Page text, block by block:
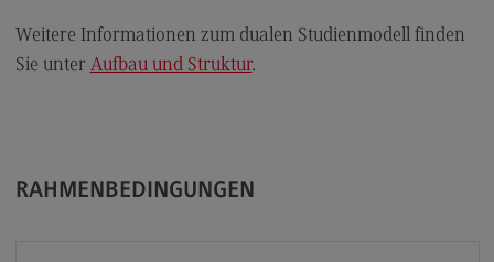
Modulangebot
Berufsperspektiven
Digital Business Management
Weitere Informationen zum dualen Studienmodell finden
Sie unter Aufbau und Struktur.
RAHMENBEDINGUNGEN